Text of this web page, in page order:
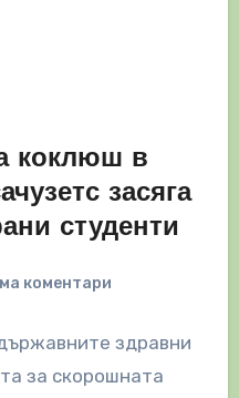
коклюш в
засяга
студенти
коментари
здравни
за скорошната